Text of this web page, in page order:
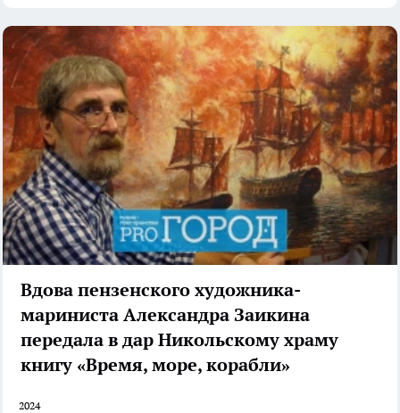
Вдова пензенского художника-
мариниста Александра Заикина
передала в дар Никольскому храму
книгу «Время, море, корабли»
2024